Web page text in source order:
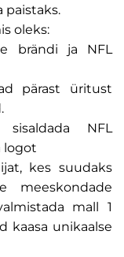
paistaks.
oleks:
brändi ja NFL
pärast üritust
NFL
logot
kes suudaks
meeskondade
mall 1
kaasa unikaalse